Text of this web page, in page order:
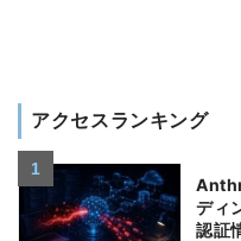
アクセスランキング
ディ
認証